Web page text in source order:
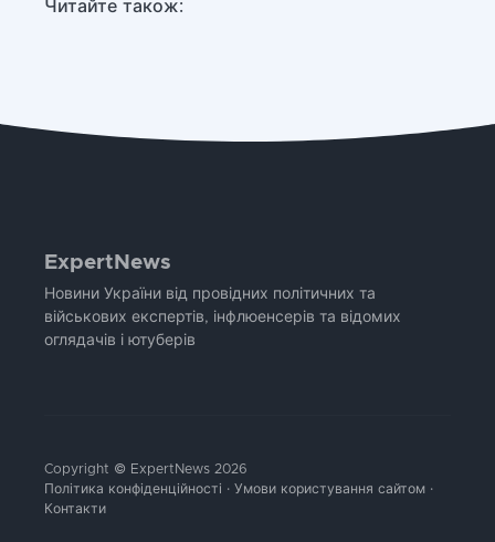
Читайте також:
ExpertNews
Новини України від провідних політичних та
військових експертів, інфлюенсерів та відомих
оглядачів і ютуберів
Copyright © ExpertNews 2026
Політика конфіденційності · Умови користування сайтом ·
Контакти